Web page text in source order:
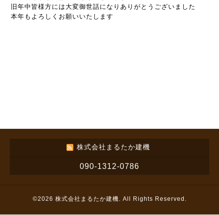
旧年中皆様方には大変御世話になりありがとうございました
本年もよろしくお願いいたします
株式会社まるたか建機
090-1312-0786
©2026 株式会社まるたか建機. All Rights Reserved.